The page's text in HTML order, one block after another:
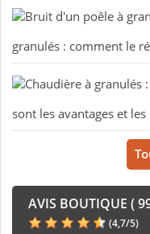
granulés : comment le
sont les avantages et
AVIS BOUTIQUE (
(4,7/5)